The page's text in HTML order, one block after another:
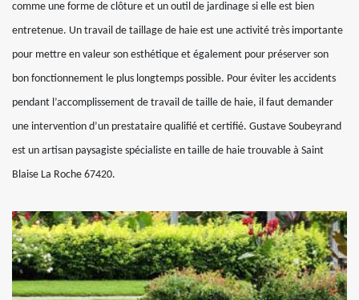
comme une forme de clôture et un outil de jardinage si elle est bien
entretenue. Un travail de taillage de haie est une activité très importante
pour mettre en valeur son esthétique et également pour préserver son
bon fonctionnement le plus longtemps possible. Pour éviter les accidents
pendant l’accomplissement de travail de taille de haie, il faut demander
une intervention d’un prestataire qualifié et certifié. Gustave Soubeyrand
est un artisan paysagiste spécialiste en taille de haie trouvable à Saint
Blaise La Roche 67420.